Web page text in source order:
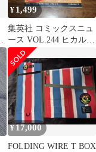
¥ 1,499
集英社 コミックスニュ
ース VOL.244 ヒカルの
碁 15巻分 初版
¥17,000
FOLDING WIRE T BOX